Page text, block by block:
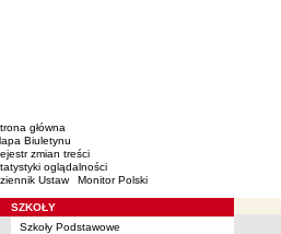
główna
Biuletynu
zmian treści
oglądalności
Ustaw
Monitor Polski
SZKOŁY
Szkoły Podstawowe